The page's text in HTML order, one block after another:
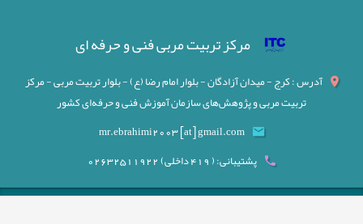
مرکز تربیت مربی فنی و حرفه ای
آدرس : کرج - میدان آزادگان - بلوار امام رضا (ع) - بلوار تربیت مربی - مرکز
تربیت مربی و پژوهش‌های سازمان آموزش فنی و حرفه‌ای کشور
mr.ebrahimi2003 [at] gmail.com
پشتیبانی: ( 419 داخلی) 02632511922